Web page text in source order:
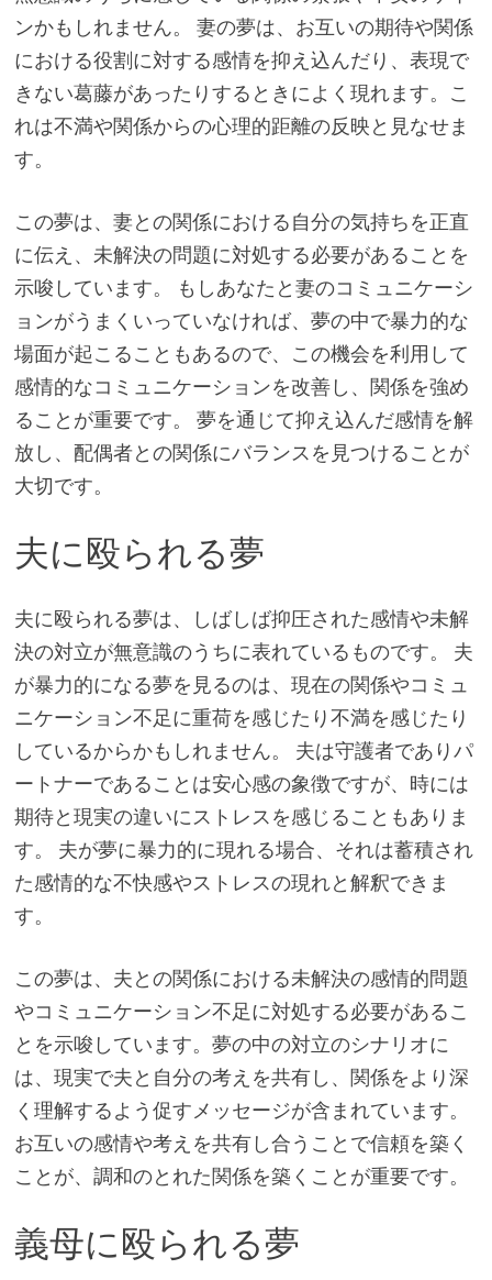
ンかもしれません。 妻の夢は、お互いの期待や関係
における役割に対する感情を抑え込んだり、表現で
きない葛藤があったりするときによく現れます。こ
れは不満や関係からの心理的距離の反映と見なせま
す。
この夢は、妻との関係における自分の気持ちを正直
に伝え、未解決の問題に対処する必要があることを
示唆しています。 もしあなたと妻のコミュニケーシ
ョンがうまくいっていなければ、夢の中で暴力的な
場面が起こることもあるので、この機会を利用して
感情的なコミュニケーションを改善し、関係を強め
ることが重要です。 夢を通じて抑え込んだ感情を解
放し、配偶者との関係にバランスを見つけることが
大切です。
夫に殴られる夢
夫に殴られる夢は、しばしば抑圧された感情や未解
決の対立が無意識のうちに表れているものです。 夫
が暴力的になる夢を見るのは、現在の関係やコミュ
ニケーション不足に重荷を感じたり不満を感じたり
しているからかもしれません。 夫は守護者でありパ
ートナーであることは安心感の象徴ですが、時には
期待と現実の違いにストレスを感じることもありま
す。 夫が夢に暴力的に現れる場合、それは蓄積され
た感情的な不快感やストレスの現れと解釈できま
す。
この夢は、夫との関係における未解決の感情的問題
やコミュニケーション不足に対処する必要があるこ
とを示唆しています。夢の中の対立のシナリオに
は、現実で夫と自分の考えを共有し、関係をより深
く理解するよう促すメッセージが含まれています。
お互いの感情や考えを共有し合うことで信頼を築く
ことが、調和のとれた関係を築くことが重要です。
義母に殴られる夢